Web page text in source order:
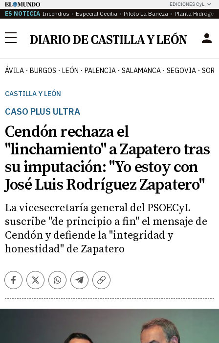
EDICIONES CyL
ES NOTICIA Incendios Especial Cecilia Piloto La Bañeza Planta
Menú
ÁVILA BURGOS LEÓN PALENCIA SALAMANCA SEGOVIA
CASTILLA Y LEÓN
CASO PLUS ULTRA
Cendón rechaza el
"linchamiento" a Zapatero tras
su imputación: "Yo estoy con
José Luis Rodríguez Zapatero"
La vicesecretaría general del PSOECyL
suscribe "de principio a fin" el mensaje de
Cendón y defiende la "integridad y
honestidad" de Zapatero
FacebookTwitterWhatsappTelegramCopiar